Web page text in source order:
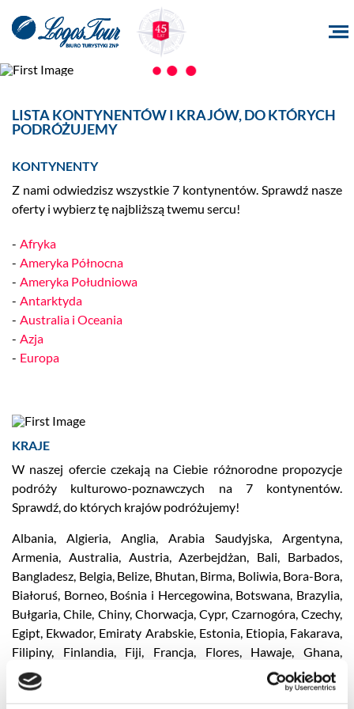
LISTA KONTYNENTÓW I KRAJÓW, DO KTÓRYCH
PODRÓŻUJEMY
KONTYNENTY
Z nami odwiedzisz wszystkie 7 kontynentów. Sprawdź nasze
oferty i wybierz tę najbliższą twemu sercu!
Afryka
Ameryka Północna
Ameryka Południowa
Antarktyda
Australia i Oceania
Azja
Europa
KRAJE
W naszej ofercie czekają na Ciebie różnorodne propozycje
podróży kulturowo-poznawczych na 7 kontynentów.
Sprawdź, do których krajów podróżujemy!
Albania, Algieria, Anglia, Arabia Saudyjska, Argentyna,
Armenia, Australia, Austria,Azerbejdżan, Bali, Barbados,
Bangladesz, Belgia, Belize, Bhutan, Birma, Boliwia, Bora-Bora,
Białoruś, Borneo, Bośnia i Hercegowina, Botswana, Brazylia,
Bułgaria,Chile, Chiny,Chorwacja,Cypr, Czarnogóra,Czechy,
Egipt, Ekwador, Emiraty Arabskie, Estonia, Etiopia, Fakarava,
Filipiny, Finlandia, Fiji, Francja, Flores, Hawaje,Ghana,
Gibraltar
,Gwatemala
Honduras
Indonezja,Irlandia